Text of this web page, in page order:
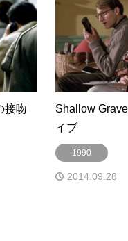
接吻
Shallow
イブ
1990
2014.09.28